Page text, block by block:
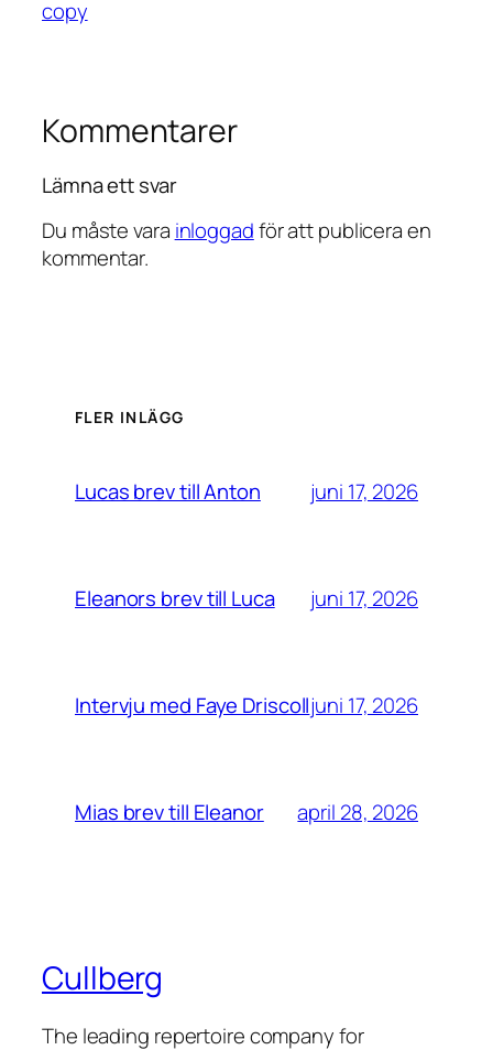
copy
Kommentarer
Lämna ett svar
Du måste vara inloggadför att publicera en
kommentar.
FLER INLÄGG
Lucas brev till Anton juni 17, 2026
Eleanors brev till Luca juni 17, 2026
Intervju med Faye Driscolljuni 17, 2026
Mias brev till Eleanor april 28, 2026
Cullberg
The leading repertoire company for